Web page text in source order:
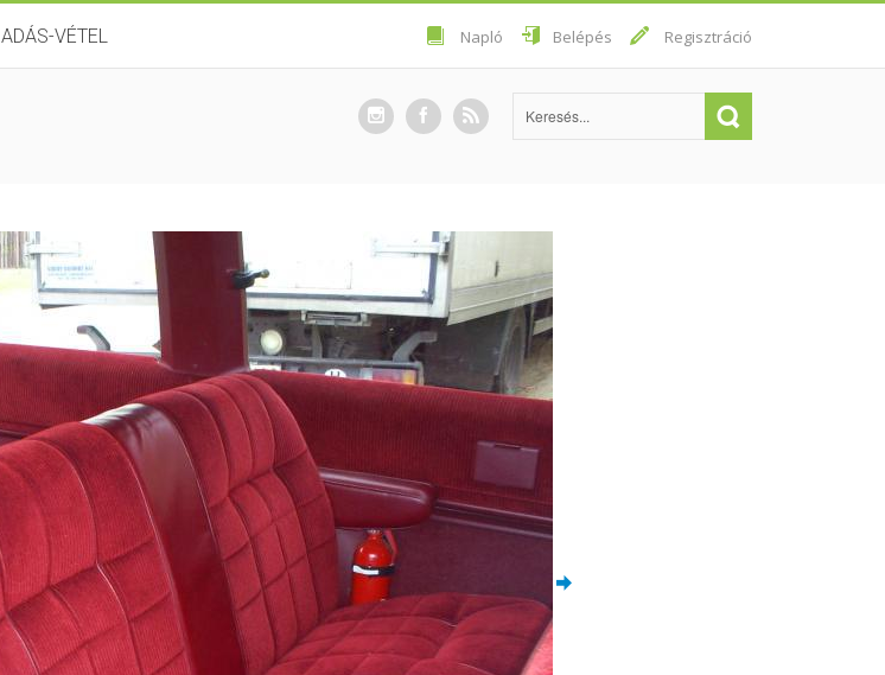
ADÁS-VÉTEL Napló Belépés Regisztráció